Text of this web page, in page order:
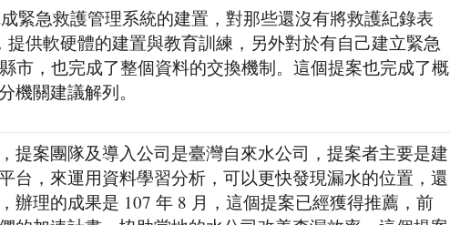
緊急救護管理系統的建置，對那些還沒有將救護紀錄表
提供軟硬體的建置與教育訓練，另外對於有自己建立緊急
市，也完成了整個資料的交換機制。這個提案也完成了概
機關建議解列。
提案團隊及導入公司是臺灣自來水公司，提案者主要是建
台，來運用資料學習分析，可以更快發現漏水的位置，還
辦理的成果是 107 年 8 月，這個提案已經獲得推薦，前